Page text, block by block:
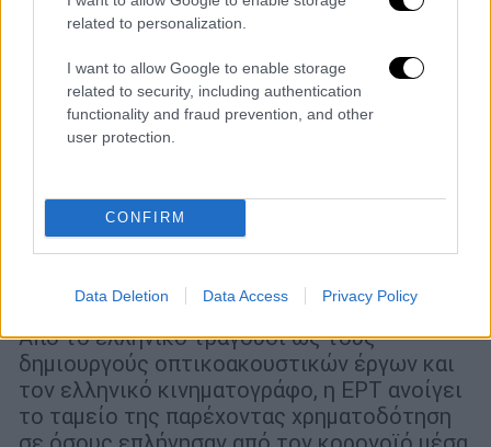
related to personalization.
I want to allow Google to enable storage
related to security, including authentication
functionality and fraud prevention, and other
user protection.
CONFIRM
Data Deletion Data Access Privacy Policy
Σινεμά|18.05.2020 14:03
στους ανθρώπους του Πολιτισμού
Από το ελληνικό τραγούδι ως τους
δημιουργούς οπτικοακουστικών έργων και
τον ελληνικό κινηματογράφο, η ΕΡΤ ανοίγει
το ταμείο της παρέχοντας χρηματοδότηση